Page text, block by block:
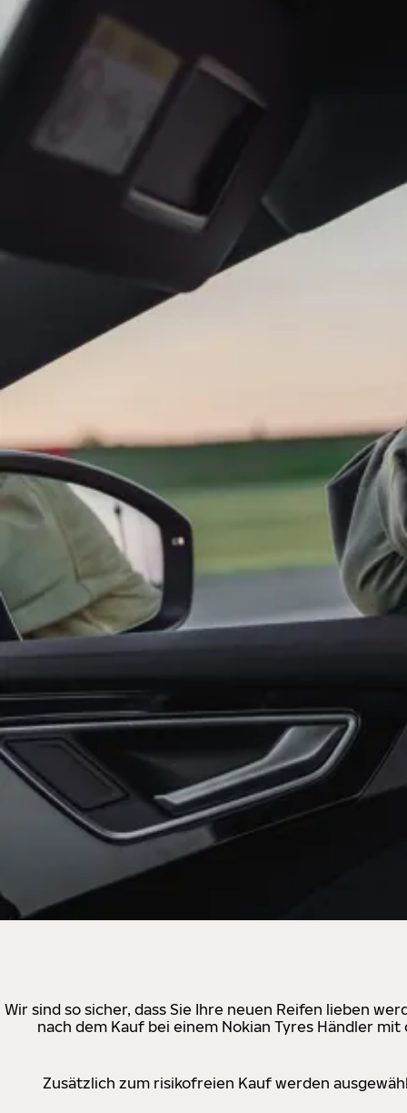
Wir sind so sicher, dass Sie Ihre neuen Reifen lieben
nach dem Kauf bei einem Nokian Tyres Händler
Zusätzlich zum risikofreien Kauf werden